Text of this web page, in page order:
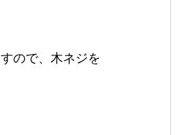
ので、木ネジを